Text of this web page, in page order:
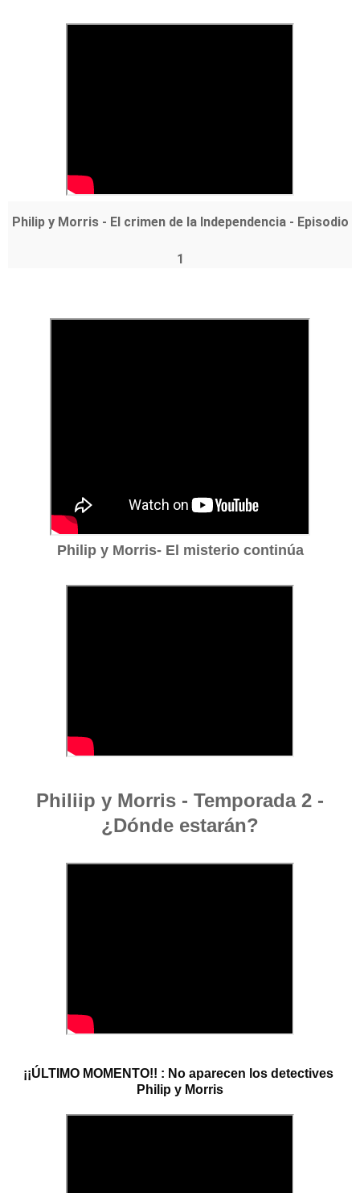
Philip y Morris - El crimen de la Independencia - Episodio
1
Philip y Morris- El misterio continúa
Philiip y Morris - Temporada 2 -
¿Dónde estarán?
¡¡ÚLTIMO MOMENTO!! : No aparecen los detectives
Philip y Morris